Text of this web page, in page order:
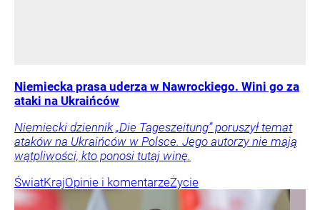
Niemiecka prasa uderza w Nawrockiego. Wini go za
ataki na Ukraińców
Niemiecki dziennik „Die Tageszeitung” poruszył temat
ataków na Ukraińców w Polsce. Jego autorzy nie mają
wątpliwości, kto ponosi tutaj winę.
ŚwiatKrajOpinie i komentarzeŻycie